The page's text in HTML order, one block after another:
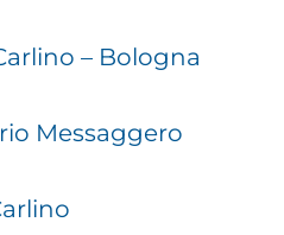
– Bologna
Messaggero